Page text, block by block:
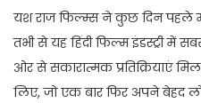
यश राज फिल्म्स ने कुछ दिन पहले
तभी से यह हिंदी फिल्म इंडस्ट्री में
ओर से सकारात्मक प्रतिक्रियाएं
लिए, जो एक बार फिर अपने बेहद